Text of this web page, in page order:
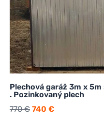
Plechová garáž 3m x
. Pozinkovaný plech
770€ 740 €